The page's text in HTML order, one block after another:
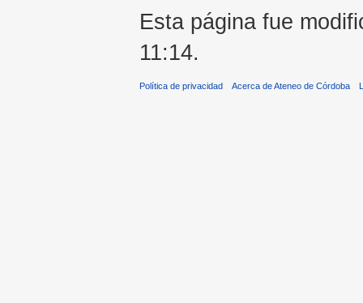
Esta página fue
11:14.
Política de privacidad Acerca de Ateneo de Córdoba